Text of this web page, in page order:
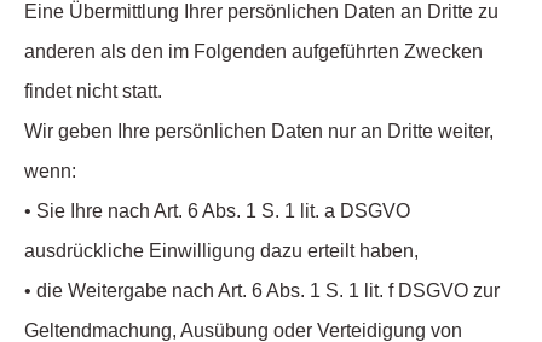
Eine Übermittlung Ihrer persönlichen Daten an Dritte zu
anderen als den im Folgenden aufgeführten Zwecken
findet nicht statt.
Wir geben Ihre persönlichen Daten nur an Dritte weiter,
wenn:
• Sie Ihre nach Art. 6 Abs. 1 S. 1 lit. a DSGVO
ausdrückliche Einwilligung dazu erteilt haben,
• die Weitergabe nach Art. 6 Abs. 1 S. 1 lit. f DSGVO zur
Geltendmachung, Ausübung oder Verteidigung von